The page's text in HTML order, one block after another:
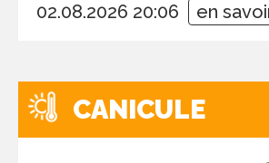
02.08.2026 20:06 en
CANICULE